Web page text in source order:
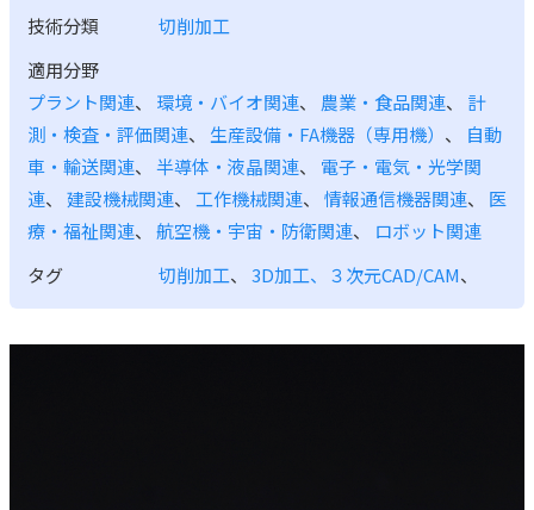
技術分類
切削加工
適用分野
プラント関連、 環境・バイオ関連、 農業・食品関連、 計
測・検査・評価関連、 生産設備・FA機器（専用機） 、 自動
車・輸送関連、 半導体・液晶関連、 電子・電気・光学関
連、 建設機械関連、 工作機械関連、 情報通信機器関連、 医
療・福祉関連、 航空機・宇宙・防衛関連、 ロボット関連
タグ
切削加工、 3D加工、３次元CAD/CAM、